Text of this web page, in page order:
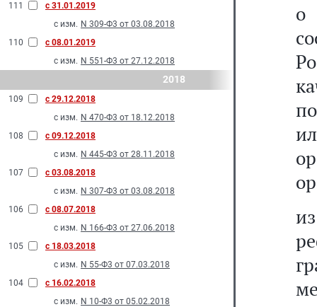
111
с 31.01.2019
с изм. N 309-Ф3 от 03.08.2018
110
с 08.01.2019
с изм. N 551-Ф3 от 27.12.2018
2018
109
с 29.12.2018
с изм. N 470-Ф3 от 18.12.2018
108
с 09.12.2018
с изм. N 445-Ф3 от 28.11.2018
107
с 03.08.2018
с изм. N 307-Ф3 от 03.08.2018
106
с 08.07.2018
с изм. N 166-Ф3 от 27.06.2018
105
с 18.03.2018
с изм. N 55-Ф3 от 07.03.2018
104
с 16.02.2018
с изм. N 10-Ф3 от 05.02.2018
о